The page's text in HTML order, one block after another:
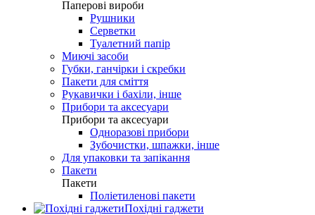
Паперові вироби
Рушники
Серветки
Туалетний папір
Миючі засоби
Губки, ганчірки і скребки
Пакети для сміття
Рукавички і бахіли, інше
Прибори та аксесуари
Прибори та аксесуари
Одноразові прибори
Зубочистки, шпажки, інше
Для упаковки та запікання
Пакети
Пакети
Поліетиленові пакети
Похідні гаджети